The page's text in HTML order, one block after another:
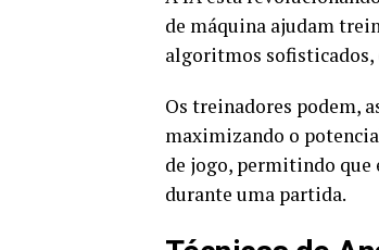
de máquina ajudam
algoritmos sofisticados,
Os treinadores podem,
maximizando o
de jogo, permitindo que
durante uma partida.